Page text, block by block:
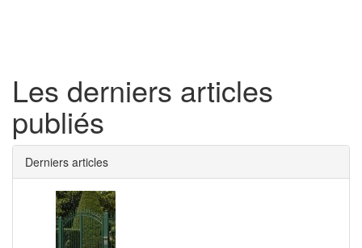
Les derniers articles
publiés
Derniers articles